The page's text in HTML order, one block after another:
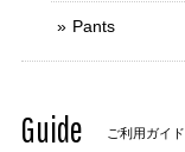
Pants
Guide ご利用ガイド